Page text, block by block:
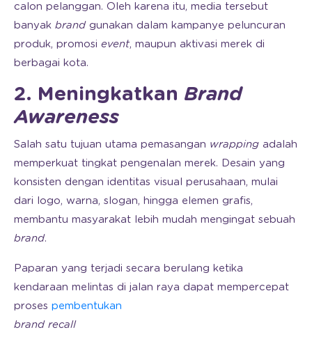
calon pelanggan. Oleh karena itu, media tersebut
banyak brand gunakan dalam kampanye peluncuran
produk, promosi event, maupun aktivasi merek di
berbagai kota.
2. Meningkatkan Brand
Awareness
Salah satu tujuan utama pemasangan wrapping adalah
memperkuat tingkat pengenalan merek. Desain yang
konsisten dengan identitas visual perusahaan, mulai
dari logo, warna, slogan, hingga elemen grafis,
membantu masyarakat lebih mudah mengingat sebuah
brand.
Paparan yang terjadi secara berulang ketika
kendaraan melintas di jalan raya dapat mempercepat
proses pembentukan
brand recall